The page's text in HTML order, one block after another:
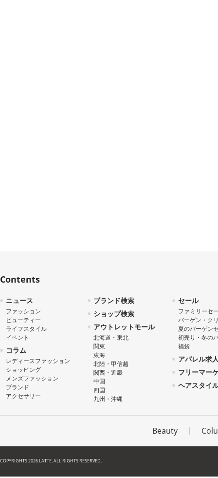
Contents
ニュース
ファッション
ビューティー
ライフスタイル
イベント
コラム
レディースファッション
ショッピング
メンズファッション
ブランド
アクセサリー
ブランド検索
ショップ検索
アウトレットモール
北海道・東北
関東
東海
北陸・甲信越
関西・近畿
中国
四国
九州・沖縄
セール
ファミリーセ
バーゲン・ク
夏のバーゲン
初売り・冬の
福袋
アパレル求
フリーマー
ヘアスタイ
Beauty
COPYRIGHTS 2026 LATTE. ALL RIGHTS RESERVED.